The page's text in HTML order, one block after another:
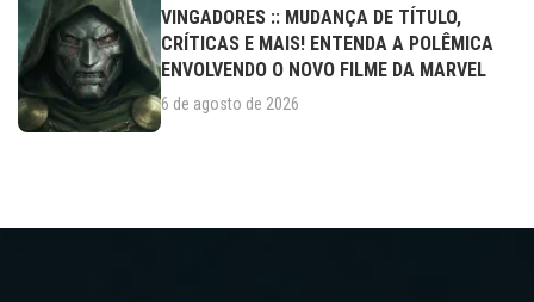
VINGADORES :: MUDANÇA DE TÍTULO,
CRÍTICAS E MAIS! ENTENDA A POLÊMICA
ENVOLVENDO O NOVO FILME DA MARVEL
6 de agosto de 2026